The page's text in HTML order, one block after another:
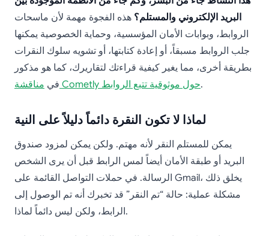
البريد الإلكتروني والمستلم؟ هذه الفجوة مهمة لأن ماسحات
الروابط، وبوابات الأمان المؤسسية، وحماية الخصوصية يمكنها
جلب الروابط مسبقاً، أو إعادة كتابتها، أو تشويه سلوك النقرات
بطريقة أخرى، مما يغير كيفية قراءتك لتقاريرك، كما هو مذكور
في
مناقشة Cometly حول موثوقية تتبع الروابط.
لماذا لا تكون النقرة دائماً دليلاً على النية
يمكن للمستلم النقر لأنه مهتم. ولكن يمكن لمزود صندوق
البريد أو طبقة الأمان أيضاً لمس الرابط قبل أن يرى الشخص
الرسالة. في حملات التواصل القائمة على Gmail، يخلق ذلك
مشكلة عملية: حالة “تم النقر” قد تخبرك أنه تم الوصول إلى
الرابط، ولكن ليس دائماً لماذا.